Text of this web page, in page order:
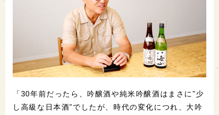
「30年前だったら、吟醸酒や純米吟醸酒はまさに"少
し高級な日本酒"でしたが、時代の変化につれ、大吟